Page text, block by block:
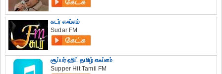
சுடர் எஃப்எம்
Sudar FM
சூப்பர் ஹிட் தமிழ் எஃப்எம்
Supper Hit Tamil FM